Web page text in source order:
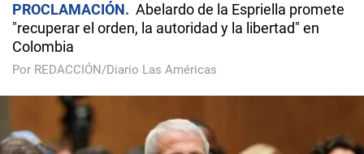
PROCLAMACIÓN
Abelardo de la Espriella promete
"recuperar el orden, la autoridad y la libertad" en
Colombia
Por REDACCIÓN/Diario Las Américas